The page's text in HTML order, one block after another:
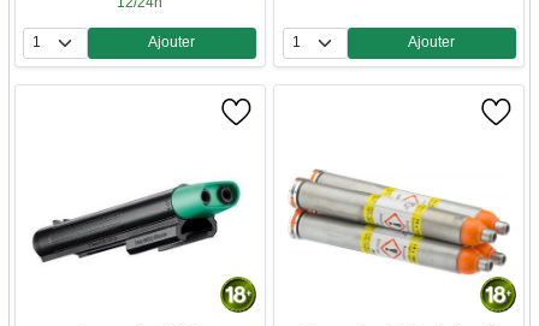
Quantité
Ajouter
Quantité
Ajouter